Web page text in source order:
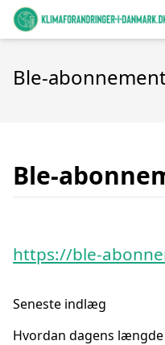
Ble-
Ble-
https://ble-
Seneste indlæg
Hvordan dagens